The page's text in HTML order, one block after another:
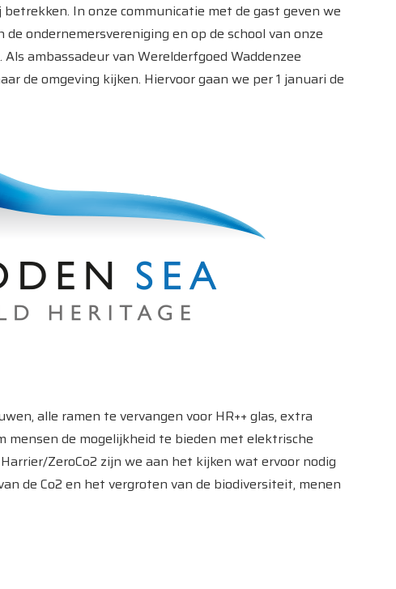
In onze communicatie met de gast geven we
ondernemersvereniging en op de school van onze
ambassadeur van Werelderfgoed Waddenzee
de omgeving kijken. Hiervoor gaan we per 1 januari de
alle ramen te vervangen voor HR++ glas, extra
de mogelijkheid te bieden met elektrische
ZeroCo2 zijn we aan het kijken wat ervoor nodig
de Co2 en het vergroten van de biodiversiteit, menen